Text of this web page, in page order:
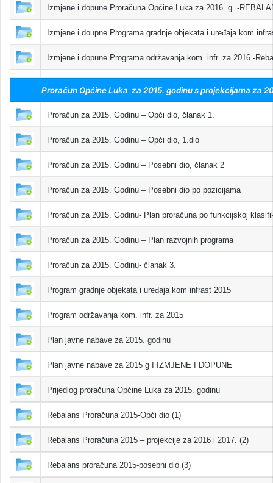
Izmjene i dopune Proračuna Općine Luka za 2016. g. -
Izmjene i doupne Programa gradnje objekata i uređaja kom
Izmjene i dopune Programa održavanja kom. infr. za 2016.-
Proračun Općine Luka za 2015. godinu s projekcijama za
Proračun za 2015. Godinu – Opći dio, članak 1.
Proračun za 2015. Godinu – Opći dio, 1.dio
Proračun za 2015. Godinu – Posebni dio, članak 2
Proračun za 2015. Godinu – Posebni dio po pozicijama
Proračun za 2015. Godinu- Plan proračuna po funkcijskoj
Proračun za 2015. Godinu – Plan razvojnih programa
Proračun za 2015. Godinu- članak 3.
Program gradnje objekata i uređaja kom infrast 2015
Program održavanja kom. infr. za 2015
Plan javne nabave za 2015. godinu
Plan javne nabave za 2015 g I IZMJENE I DOPUNE
Prijedlog proračuna Općine Luka za 2015. godinu
Rebalans Proračuna 2015-Opći dio (1)
Rebalans Proračuna 2015 – projekcije za 2016 i 2017. (2)
Rebalans proračuna 2015-posebni dio (3)